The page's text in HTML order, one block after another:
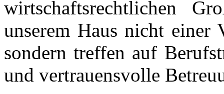
wirtschaftsrechtlichen
unserem Haus nicht einer
sondern treffen auf
und vertrauensvolle